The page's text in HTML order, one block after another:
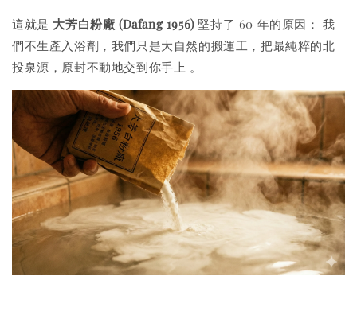
這就是 大芳白粉廠 (Dafang 1956)堅持了 60 年的原因： 我
們不生產入浴劑，我們只是大自然的搬運工，把最純粹的北
投泉源，原封不動地交到你手上 。